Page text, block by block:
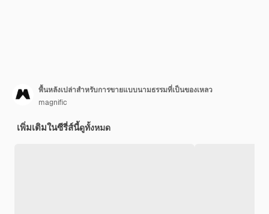
พื้นหลังเปล่าสำหรับการขายแบบนามธรรมที่เป็นของเหลว
magnific
เพิ่มเติมในซีรี่ส์นี้ดูทั้งหมด